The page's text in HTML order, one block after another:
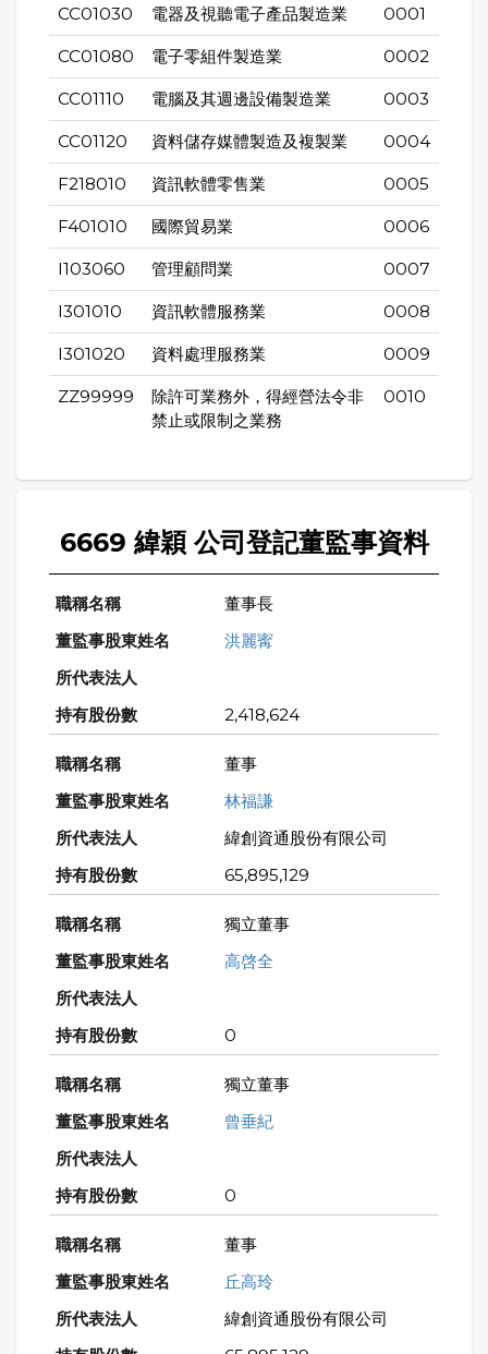
CC01030 電器及視聽電子產品製造業 0001
CC01080 電子零組件製造業 0002
CC01110 電腦及其週邊設備製造業 0003
CC01120 資料儲存媒體製造及複製業 0004
F218010 資訊軟體零售業 0005
F401010 國際貿易業 0006
I103060 管理顧問業 0007
I301010 資訊軟體服務業 0008
I301020 資料處理服務業 0009
ZZ99999
除許可業務外，得經營法令非
禁止或限制之業務
0010
6669 緯穎 公司登記董監事資料
董事長
洪麗寗
2,418,624
董事
林福謙
緯創資通股份有限公司
65,895,129
獨立董事
高啓全
0
獨立董事
曾垂紀
0
董事
丘高玲
緯創資通股份有限公司